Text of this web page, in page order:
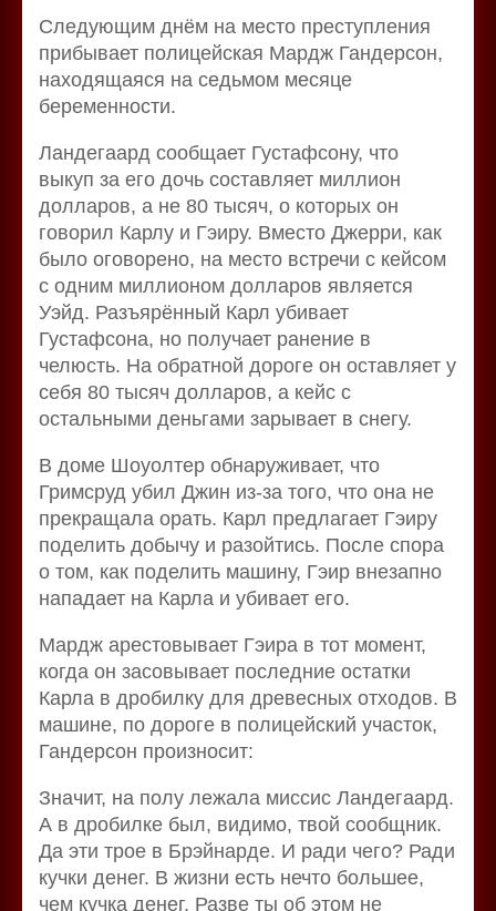
Следующим днём на место преступления
прибывает полицейская Мардж Гандерсон,
находящаяся на седьмом месяце
беременности.
Ландегаард сообщает Густафсону, что
выкуп за его дочь составляет миллион
долларов, а не 80 тысяч, о которых он
говорил Карлу и Гэиру. Вместо Джерри, как
было оговорено, на место встречи с кейсом
с одним миллионом долларов является
Уэйд. Разъярённый Карл убивает
Густафсона, но получает ранение в
челюсть. На обратной дороге он оставляет у
себя 80 тысяч долларов, а кейс с
остальными деньгами зарывает в снегу.
В доме Шоуолтер обнаруживает, что
Гримсруд убил Джин из-за того, что она не
прекращала орать. Карл предлагает Гэиру
поделить добычу и разойтись. После спора
о том, как поделить машину, Гэир внезапно
нападает на Карла и убивает его.
Мардж арестовывает Гэира в тот момент,
когда он засовывает последние остатки
Карла в дробилку для древесных отходов. В
машине, по дороге в полицейский участок,
Гандерсон произносит:
Значит, на полу лежала миссис Ландегаард.
А в дробилке был, видимо, твой сообщник.
Да эти трое в Брэйнарде. И ради чего? Ради
кучки денег. В жизни есть нечто большее,
чем кучка денег. Разве ты об этом не